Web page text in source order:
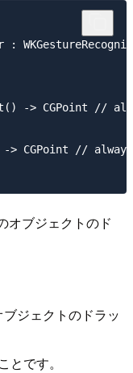
:
-> CGPoint //
> CGPoint //
オブジェクトのド
ジェクトのドラッ
です。